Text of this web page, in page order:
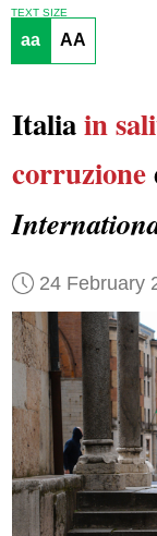
TEXT SIZE
aa AA
Italiain
corruzione
24 February